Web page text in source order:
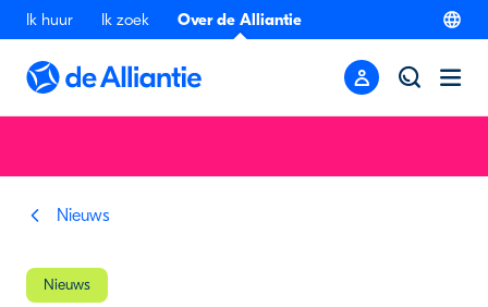
Ik huur Ik zoek Over de Alliantie
Nieuws
Nieuws